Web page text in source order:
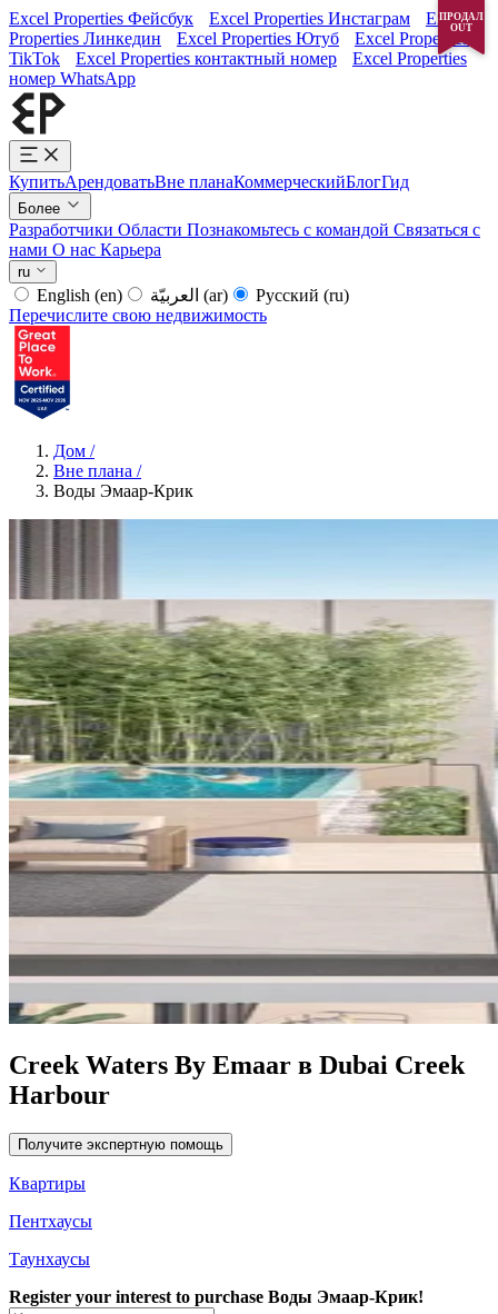
Excel Properties Фейсбук Excel Properties Инстаграм
Excel
Properties Линкедин
Excel Properties Ютуб
Excel Properties
TikTok
Excel Properties контактный номер
Excel Properties
номер WhatsApp
КупитьАрендоватьВне планаКоммерческийБлогГид
Более
Разработчики Области Познакомьтесь с командой Связаться с
нами О нас Карьера
ru
English (en) (ar) Русский (ru)
Перечислите свою недвижимость
Дом /
Вне плана /
Воды Эмаар-Крик
Creek Waters By Emaar в Dubai Creek
Harbour
Получите экспертную помощь
Квартиры
Пентхаусы
Таунхаусы
Register your interest to purchase Воды Эмаар-Крик!
ПРОДАЛ
OUT